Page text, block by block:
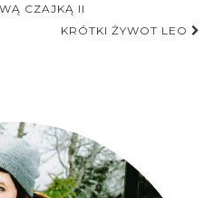
CZAJKĄ II
KRÓTKI ŻYWOT LEO